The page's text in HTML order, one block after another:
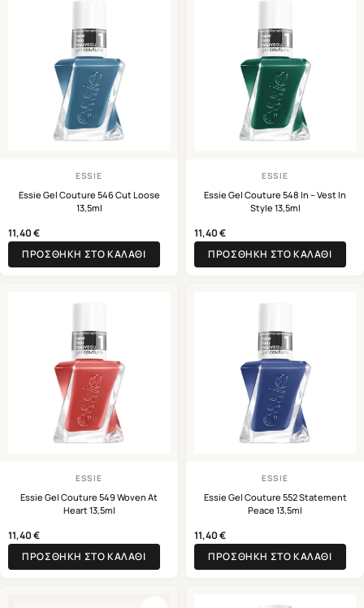
ESSIE
Essie Gel Couture 546 Cut Loose
13,5ml
11,40€
ΠΡΟΣΘΉΚΗ ΣΤΟ ΚΑΛΆΘΙ
ESSIE
Essie Gel Couture 548 In – Vest In
Style 13,5ml
11,40€
ΠΡΟΣΘΉΚΗ ΣΤΟ ΚΑΛΆΘΙ
ESSIE
Essie Gel Couture 549 Woven At
Heart 13,5ml
11,40€
ΠΡΟΣΘΉΚΗ ΣΤΟ ΚΑΛΆΘΙ
ESSIE
Essie Gel Couture 552 Statement
Peace 13,5ml
11,40€
ΠΡΟΣΘΉΚΗ ΣΤΟ ΚΑΛΆΘΙ